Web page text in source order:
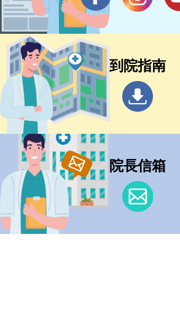
到院指南
院長信箱